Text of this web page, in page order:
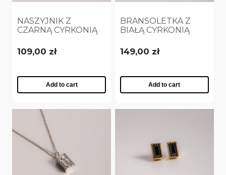
NASZYJNIK Z
CZARNĄ CYRKONIĄ
(C25/VIC/01AU)
109,00 zł
Add to cart
BRANSOLETKA Z
BIAŁĄ CYRKONIĄ
(B25/VIC/01/1AU)
149,00 zł
Add to cart